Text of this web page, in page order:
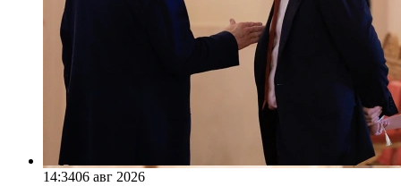
14:3406 авг 2026